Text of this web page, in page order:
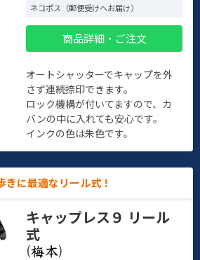
ネコポス（郵便受けへお届け）
商品詳細・ご注文
オートシャッターでキャップを外
さず連続捺印できます。
ロック機構が付いてますので、カ
バンの中に入れても安心です。
インクの色は朱色です。
きに最適なリール式！
キャップレス９ リール
式
(
)